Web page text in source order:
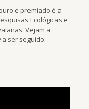
e premiado é a
Ecológicas e
Vejam a
a ser seguido.